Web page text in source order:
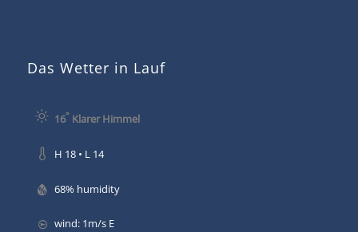
Das Wetter in Lauf
16°Klarer Himmel
H 18 • L 14
68% humidity
wind: 1m/s E